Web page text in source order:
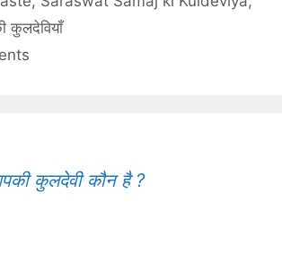
कुलदेवियाँ
कुलदेवी कौन है ?